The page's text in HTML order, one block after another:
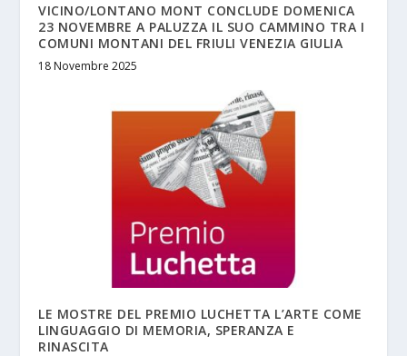
VICINO/LONTANO MONT CONCLUDE DOMENICA
23 NOVEMBRE A PALUZZA IL SUO CAMMINO TRA I
COMUNI MONTANI DEL FRIULI VENEZIA GIULIA
18 Novembre 2025
LE MOSTRE DEL PREMIO LUCHETTA L’ARTE COME
LINGUAGGIO DI MEMORIA, SPERANZA E
RINASCITA